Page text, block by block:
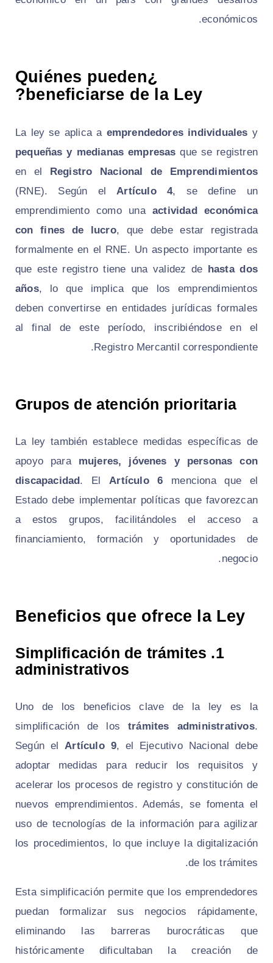
económicos.
¿Quiénes pueden
beneficiarse de la Ley?
La ley se aplica a emprendedores individuales y
pequeñas y medianas empresas que se registren
en el Registro Nacional de Emprendimientos
(RNE). Según elArtículo 4, se define un
emprendimiento como unaactividad económica
con fines de lucro, que debe estar registrada
formalmente en el RNE. Un aspecto importante es
que este registro tiene una validez de hasta dos
años, lo que implica que los emprendimientos
deben convertirse en entidades jurídicas formales
al final de este período, inscribiéndose en el
Registro Mercantil correspondiente.
Grupos de atención prioritaria
La ley también establece medidas específicas de
apoyo para mujeres, jóvenes y personas con
discapacidad. ElArtículo 6 menciona que el
Estado debe implementar políticas que favorezcan
a estos grupos, facilitándoles el acceso a
financiamiento, formación y oportunidades de
negocio.
Beneficios que ofrece la Ley
1.
Simplificación de trámites
administrativos
Uno de los beneficios clave de la ley es la
simplificación de lostrámites administrativos.
Según elArtículo 9, el Ejecutivo Nacional debe
adoptar medidas para reducir los requisitos y
acelerar los procesos de registro y constitución de
nuevos emprendimientos. Además, se fomenta el
uso de tecnologías de la información para agilizar
los procedimientos, lo que incluye la digitalización
de los trámites.
Esta simplificación permite que los emprendedores
puedan formalizar sus negocios rápidamente,
eliminando las barreras burocráticas que
históricamente dificultaban la creación de